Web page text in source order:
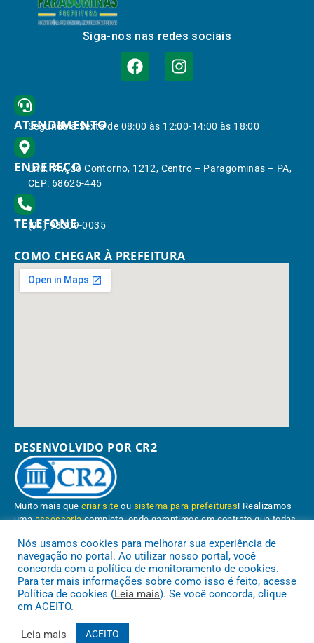
Siga-nos nas redes sociais
ATENDIMENTO
Segunda à Sexta de 08:00 às 12:00-14:00 às 18:00
ENDEREÇO
End.: Av. do Contorno, 1212, Centro – Paragominas – PA,
CEP: 68625-445
TELEFONE
(91) 98309-0035
COMO CHEGAR À PREFEITURA
DESENVOLVIDO POR CR2
Muito mais quecriar site ou sistema para prefeituras! Realizamos
umaassessoriacompleta, onde garantimos em contrato que todas
Conheça oPNTP e oRadar da Transparência Pública
Nós usamos cookies para melhorar sua experiência de
navegação no portal. Ao utilizar nosso portal, você
concorda com a política de monitoramento de cookies.
Para ter mais informações sobre como isso é feito, acesse
Política de cookies (Leia mais). Se você concorda, clique
em ACEITO.
Leia mais ACEITO